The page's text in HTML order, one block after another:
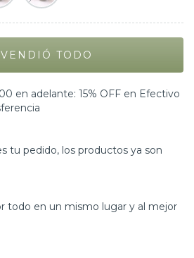
en adelante: 15% OFF en Efectivo
tu pedido, los productos ya son
todo en un mismo lugar y al mejor